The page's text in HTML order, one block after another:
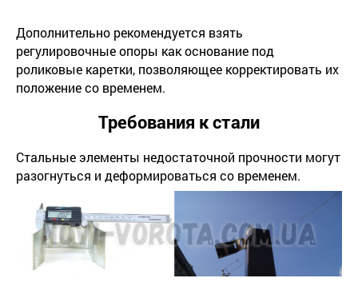
Дополнительно рекомендуется взять
регулировочные опоры как основание под
роликовые каретки, позволяющее корректировать их
положение со временем.
Требования к стали
Стальные элементы недостаточной прочности могут
разогнуться и деформироваться со временем.